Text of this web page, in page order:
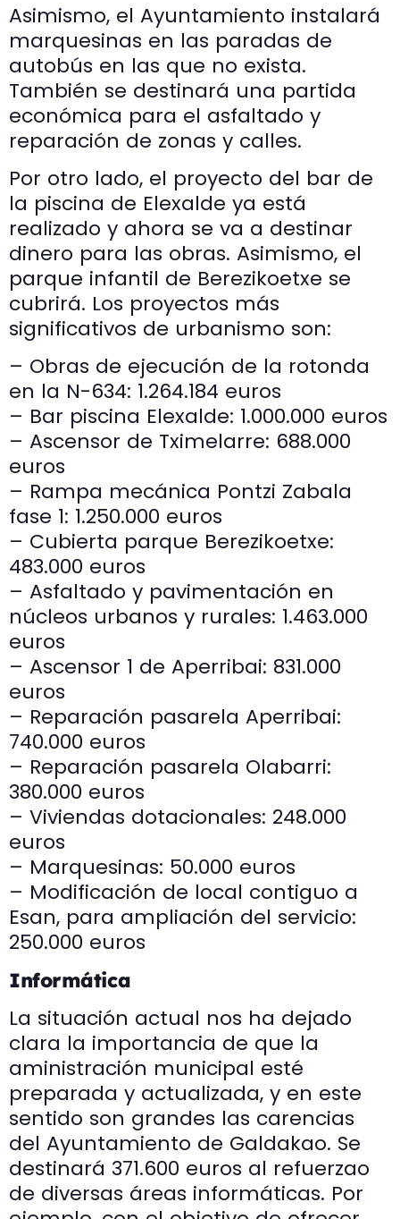
Asimismo, el Ayuntamiento instalará
marquesinas en las paradas de
autobús en las que no exista.
También se destinará una partida
económica para el asfaltado y
reparación de zonas y calles.
Por otro lado, el proyecto del bar de
la piscina de Elexalde ya está
realizado y ahora se va a destinar
dinero para las obras. Asimismo, el
parque infantil de Berezikoetxe se
cubrirá. Los proyectos más
significativos de urbanismo son:
– Obras de ejecución de la rotonda
en la N-634: 1.264.184 euros
– Bar piscina Elexalde: 1.000.000 euros
– Ascensor de Tximelarre: 688.000
euros
– Rampa mecánica Pontzi Zabala
fase 1: 1.250.000 euros
– Cubierta parque Berezikoetxe:
483.000 euros
– Asfaltado y pavimentación en
núcleos urbanos y rurales: 1.463.000
euros
– Ascensor 1 de Aperribai: 831.000
euros
– Reparación pasarela Aperribai:
740.000 euros
– Reparación pasarela Olabarri:
380.000 euros
– Viviendas dotacionales: 248.000
euros
– Marquesinas: 50.000 euros
– Modificación de local contiguo a
Esan, para ampliación del servicio:
250.000 euros
Informática
La situación actual nos ha dejado
clara la importancia de que la
aministración municipal esté
preparada y actualizada, y en este
sentido son grandes las carencias
del Ayuntamiento de Galdakao. Se
destinará 371.600 euros al refuerzao
de diversas áreas informáticas. Por